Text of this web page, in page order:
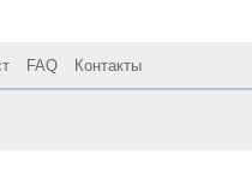
FAQ Контакты